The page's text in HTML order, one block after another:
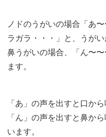
ノドのうがいの場合「あ
ラガラ・・・」と、うがい
鼻うがいの場合、「ん〜
ます。
「あ」の声を出すと口か
「ん」の声を出すと鼻か
います。